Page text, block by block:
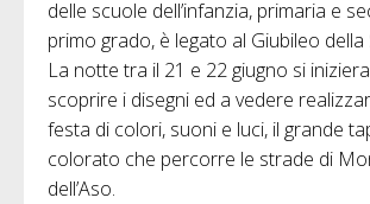
delle scuole dell’infanzia, primaria e
primo grado, è legato al Giubileo della
La notte tra il 21 e 22 giugno si
scoprire i disegni ed a vedere
festa di colori, suoni e luci, il grande
colorato che percorre le strade di
dell’Aso.